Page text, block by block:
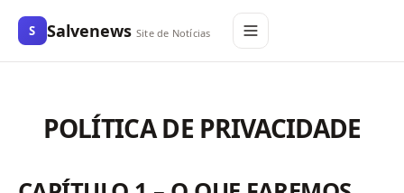
S Salvenews Site de Notícias
POLÍTICA DE PRIVACIDADE